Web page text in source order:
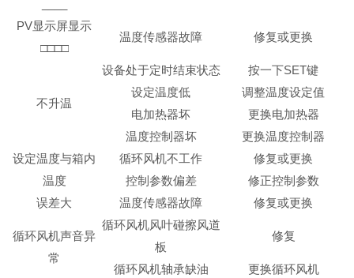
PV显示屏显示
□□□□
温度传感器故障 修复或更换
不升温
设备处于定时结束状态
按一下SET键
设定温度低
调整温度设定值
电加热器坏
更换电加热器
温度控制器坏
更换温度控制器
设定温度与箱内
温度
误差大
循环风机不工作
修复或更换
控制参数偏差
修正控制参数
温度传感器故障
修复或更换
循环风机声音异
常
循环风机风叶碰擦风道
板
修复
循环风机轴承缺油 更换循环风机